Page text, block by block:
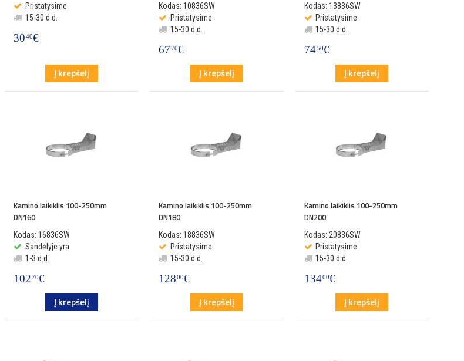
Pristatysime
15-30 d.d.
3040€
Į krepšelį
Kodas: 10836SW
Pristatysime
15-30 d.d.
67 70€
Į krepšelį
Kodas: 13836SW
Pristatysime
15-30 d.d.
7450€
Į krepšelį
Kamino laikiklis 100-250mm
DN160
Kodas: 16836SW
Sandėlyje yra
1-3 d.d.
10270€
Į krepšelį
Kamino laikiklis 100-250mm
DN180
Kodas: 18836SW
Pristatysime
15-30 d.d.
128 00€
Į krepšelį
Kamino laikiklis 100-250mm
DN200
Kodas: 20836SW
Pristatysime
15-30 d.d.
13400€
Į krepšelį